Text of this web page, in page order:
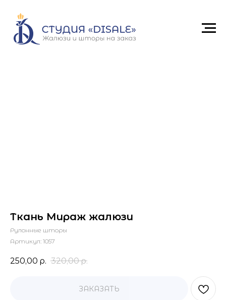
Ткань Мираж жалюзи
Рулонные шторы
Артикул: 1057
250,00 р. 320,00 р.
ЗАКАЗАТЬ